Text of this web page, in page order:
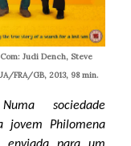
Judi Dench, Steve
FRA/GB, 2013, 98 min.
sociedade
jovem Philomena